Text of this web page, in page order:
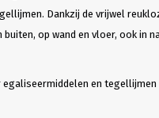
Dankzij de vrijwel
op wand en vloer, ook in
en tegellijmen